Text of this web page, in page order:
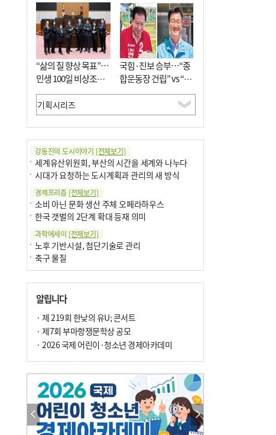
“삶의 질 향상 목표”…
민생 100일 비상조치
면밀 심사
국힘·진보 승부…“종
합운동장 건립” vs “출
근 공공버스 도입”
강동진의 도시이야기 [전체보기]
세계유산위원회, 부산의 시간을 세계와 나누다
시대가 요청하는 도시계획과 관리의 새 방식
경제프리즘 [전체보기]
소비 아닌 문화 생산 주체 오페라하우스
한국 갯벌의 2단계 확대 등재 의미
과학에세이 [전체보기]
노후 기반시설, 첨단기술로 관리
축구 물질
부정선거
선관위와 尹의 ‘0점 답안’
기고[전체보기]
환자의 희망, 헌혈의 힘
대학과 지역 ‘연결’이 지역혁신이다
엘리트 자평해온 市 공무원…생중계 회의서 능력 입증을
김준희의 클래식 인사이트[전체보기]
여름날의 애상, 왈츠
빛나는 꿈의 계절, 4월의 노래
알립니다
· 제 219회 한낮의 유U; 콘서트
· 제7회 부마항쟁문학상 공모
· 2026 국제 어린이·청소년 경제아카데미